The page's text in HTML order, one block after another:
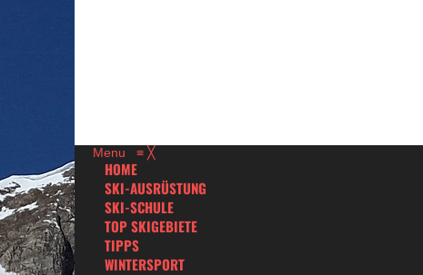
Menu ≡ ╳
HOME
SKI-AUSRÜSTUNG
SKI-SCHULE
TOP SKIGEBIETE
TIPPS
WINTERSPORT